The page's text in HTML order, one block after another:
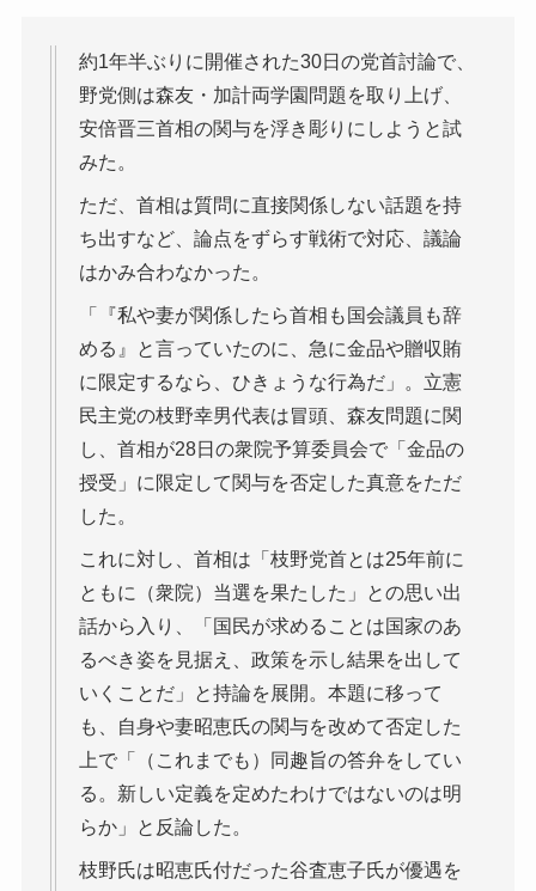
約1年半ぶりに開催された30日の党首討論で、
野党側は森友・加計両学園問題を取り上げ、
安倍晋三首相の関与を浮き彫りにしようと試
みた。
ただ、首相は質問に直接関係しない話題を持
ち出すなど、論点をずらす戦術で対応、議論
はかみ合わなかった。
「『私や妻が関係したら首相も国会議員も辞
める』と言っていたのに、急に金品や贈収賄
に限定するなら、ひきょうな行為だ」。立憲
民主党の枝野幸男代表は冒頭、森友問題に関
し、首相が28日の衆院予算委員会で「金品の
授受」に限定して関与を否定した真意をただ
した。
これに対し、首相は「枝野党首とは25年前に
ともに（衆院）当選を果たした」との思い出
話から入り、「国民が求めることは国家のあ
るべき姿を見据え、政策を示し結果を出して
いくことだ」と持論を展開。本題に移って
も、自身や妻昭恵氏の関与を改めて否定した
上で「（これまでも）同趣旨の答弁をしてい
る。新しい定義を定めたわけではないのは明
らか」と反論した。
枝野氏は昭恵氏付だった谷査恵子氏が優遇を